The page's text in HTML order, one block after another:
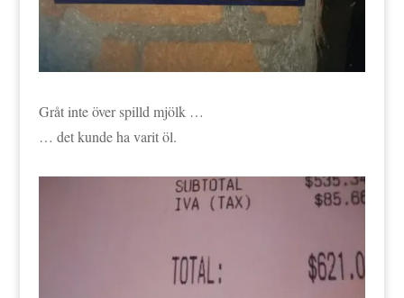
Gråt inte över spilld mjölk …
… det kunde ha varit öl.